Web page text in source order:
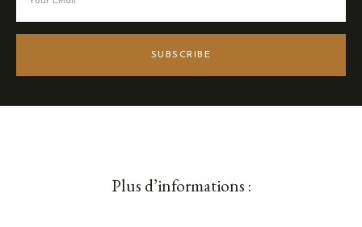
SUBSCRIBE
Plus d’informations :